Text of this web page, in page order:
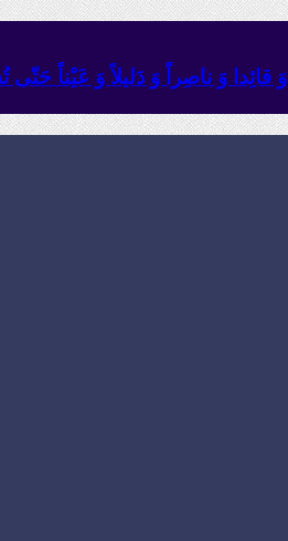
‏وَ ناصِراً وَ دَلیلاً وَ عَیْناً